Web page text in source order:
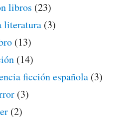
libros (23)
literatura (3)
(13)
(14)
ficción española (3)
(3)
(2)